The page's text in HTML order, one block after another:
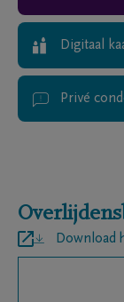
Digitaal
Privé
Download